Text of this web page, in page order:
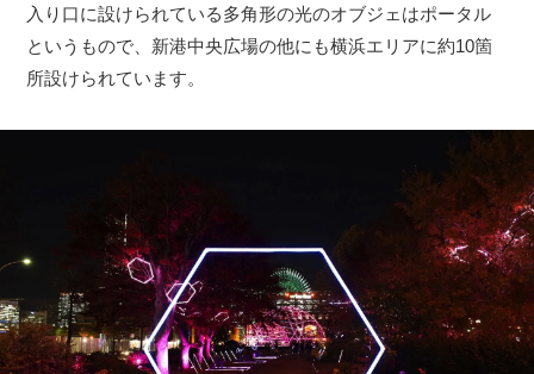
入り口に設けられている多角形の光のオブジェはポータル
というもので、新港中央広場の他にも横浜エリアに約10箇
所設けられています。